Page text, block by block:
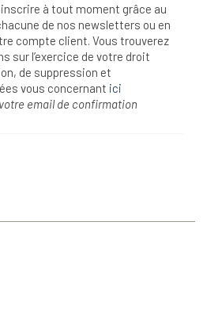
à tout moment grâce au
de nos newsletters ou en
compte client. Vous trouverez
sur l’exercice de votre droit
de suppression et
vous concernant ici
email de confirmation